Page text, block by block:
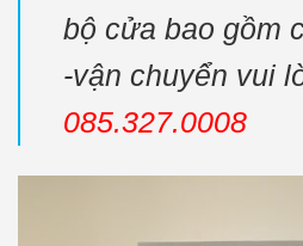
bộ cửa bao gồm
-vận chuyển vui
085.327.0008